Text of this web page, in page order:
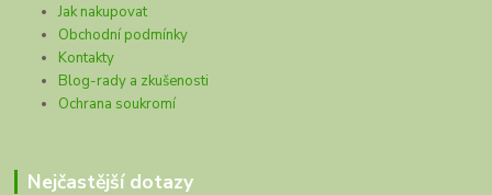
Jak nakupovat
Obchodní podmínky
Kontakty
Blog-rady a zkušenosti
Ochrana soukromí
Nejčastější dotazy